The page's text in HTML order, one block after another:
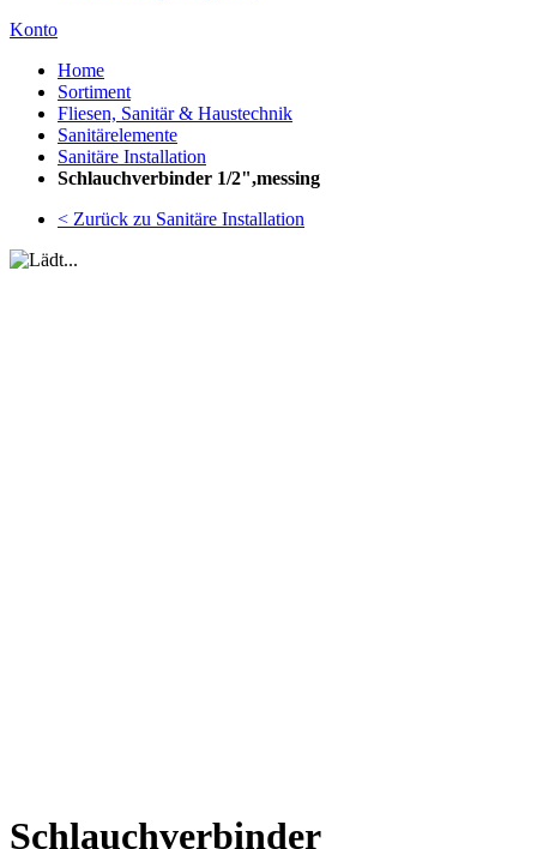
Konto
Home
Sortiment
Fliesen, Sanitär & Haustechnik
Sanitärelemente
Sanitäre Installation
Schlauchverbinder 1/2",messing
< Zurück zu Sanitäre Installation
Schlauchverbinder